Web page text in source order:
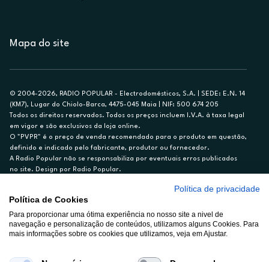
Mapa do site
© 2004-2026, RADIO POPULAR - Electrodomésticos, S.A. | SEDE: E.N. 14
(KM7), Lugar do Chiolo-Barca, 4475-045 Maia | NIF: 500 674 205
Todos os direitos reservados. Todos os preços incluem I.V.A. à taxa legal
em vigor e são exclusivos da loja online.
O "PVPR" é o preço de venda recomendado para o produto em questão,
definido e indicado pelo fabricante, produtor ou fornecedor.
A Radio Popular não se responsabiliza por eventuais erros publicados
no site. Design por Radio Popular.
Ex. para limite de crédito de €1.500, reembolsado em 12 meses, TAN
14,79%.
Crédito sujeito a aprovação pelo Cetelem, marca BNP Paribas Personal
Finance, S.A., Sucursal em Portugal. Informe-se no 21 721 90 00 (dias
A Rádio Popular – Eletrodomésticos S.A. (Registo BdP848) atua como
Política de privacidade
Política de Cookies
Para proporcionar uma ótima experiência no nosso site a nivel de
navegação e personalização de conteúdos, utilizamos alguns Cookies. Para
mais informações sobre os cookies que utilizamos, veja em Ajustar.